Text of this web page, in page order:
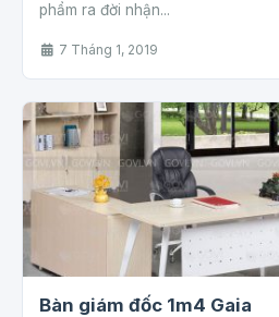
phẩm ra đời nhận...
7 Tháng 1, 2019
Bàn giám đốc 1m4 Gaia